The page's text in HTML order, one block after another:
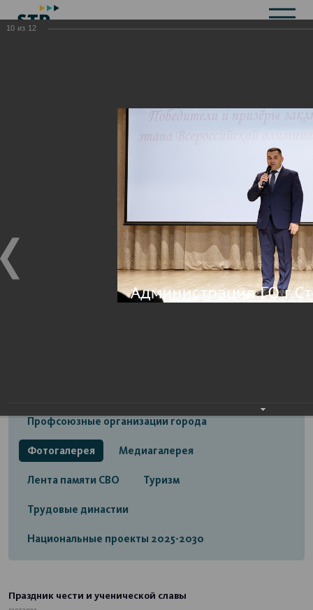
Карта города
Справочная информация
Территориальные органы и представительства
Актуальная информация Открытые данные
Строительство
Жилищно-коммунальное хозяйство
Инвестиционная привлекательность
Профсоюзные организации города
Фотогалерея Медиагалерея
Лента памяти СВО Туризм
Трудовые династии
Национальные проекты 2025-2030
Праздник чести и ученической славы
10 из 12